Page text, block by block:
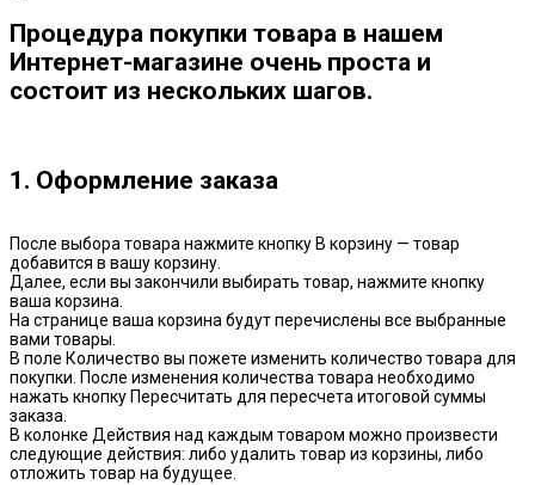
Процедура покупки товара в нашем
Интернет-магазине очень проста и
состоит из нескольких шагов.
1. Оформление заказа
После выбора товара нажмите кнопку В корзину — товар
добавится в вашу корзину.
Далее, если вы закончили выбирать товар, нажмите кнопку
ваша корзина.
На странице ваша корзина будут перечислены все выбранные
вами товары.
В поле Количество вы пожете изменить количество товара для
покупки. После изменения количества товара необходимо
нажать кнопку Пересчитать для пересчета итоговой суммы
заказа.
В колонке Действия над каждым товаром можно произвести
следующие действия: либо удалить товар из корзины, либо
отложить товар на будущее.